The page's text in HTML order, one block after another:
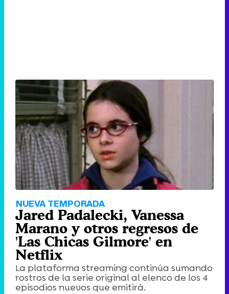
NUEVA TEMPORADA
Jared Padalecki, Vanessa
Marano y otros regresos de
'Las Chicas Gilmore' en
Netflix
La plataforma streaming continúa sumando
rostros de la serie original al elenco de los 4
episodios nuevos que emitirá.